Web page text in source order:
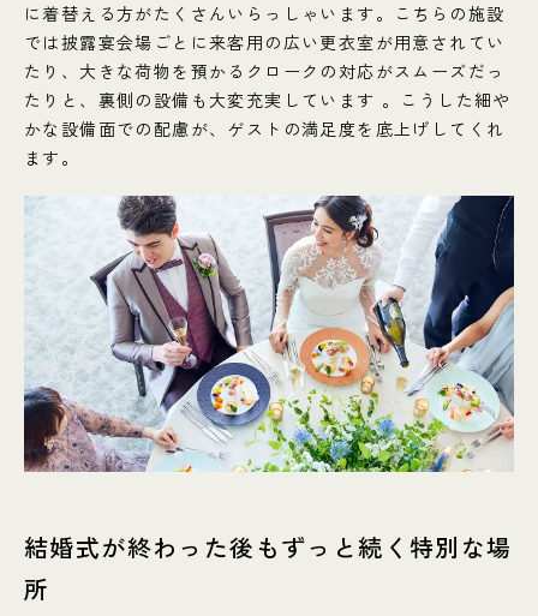
に着替える方がたくさんいらっしゃいます。こちらの施設
では披露宴会場ごとに来客用の広い更衣室が用意されてい
たり、大きな荷物を預かるクロークの対応がスムーズだっ
たりと、裏側の設備も大変充実しています 。こうした細や
かな設備面での配慮が、ゲストの満足度を底上げしてくれ
ます。
結婚式が終わった後もずっと続く特別な場
所